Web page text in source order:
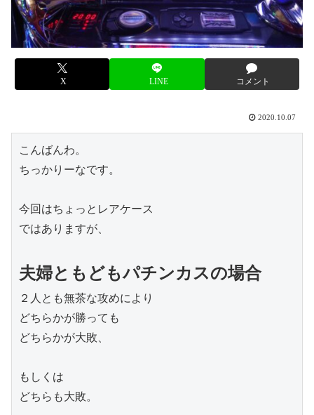
X LINE コメント
2020.10.07
こんばんわ。
ちっかりーなです。
今回はちょっとレアケース
ではありますが、
夫婦ともどもパチンカスの場合
２人とも無茶な攻めにより
どちらかが勝っても
どちらかが大敗、
もしくは
どちらも大敗。